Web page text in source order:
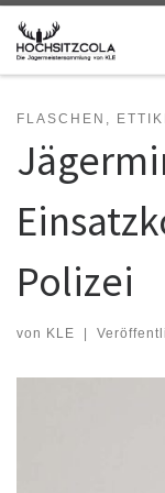
Zum Inhalt springen
FLASCHEN,
Polizei
von KLE